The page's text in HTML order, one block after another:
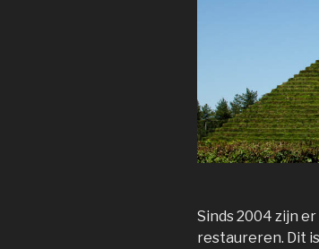
Sinds 2004 zijn
restaureren. Dit